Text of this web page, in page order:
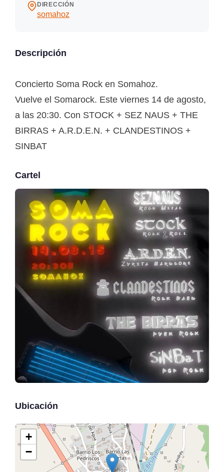
DIRECCIÓN
somahoz
Descripción
Concierto Soma Rock en Somahoz.
Vuelve el Somarock. Este viernes 14 de agosto,
a las 20:30. Con STOCK + SEZ NAUS + THE
BIRRAS + A.R.D.E.N. + CLANDESTINOS +
SINBAT
Cartel
Ubicación
+
−